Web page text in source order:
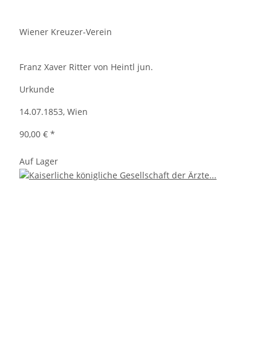
Wiener Kreuzer-Verein
Franz Xaver Ritter von Heintl jun.
Urkunde
14.07.1853, Wien
90,00 € *
Auf Lager